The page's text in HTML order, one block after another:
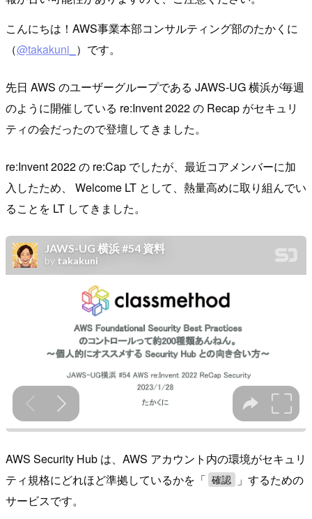
こんにちは！AWS事業本部コンサルティング部のたかくに
（@takakuni_ ）です。
先日 AWS のユーザーグループである JAWS-UG 横浜が毎週
のように開催している re:Invent 2022 の Recap がセキュリ
ティの会だったので登壇してきました。
re:Invent 2022 の re:Cap でしたが、最近コアメンバーに加
入したため、 Welcome LT として、熱量高めに取り組んでい
ることを LT してきました。
AWS Security Hub は、AWS アカウント内の環境がセキュリ
ティ規格にどれほど準拠しているかを「 確認
」するための
サービスです。